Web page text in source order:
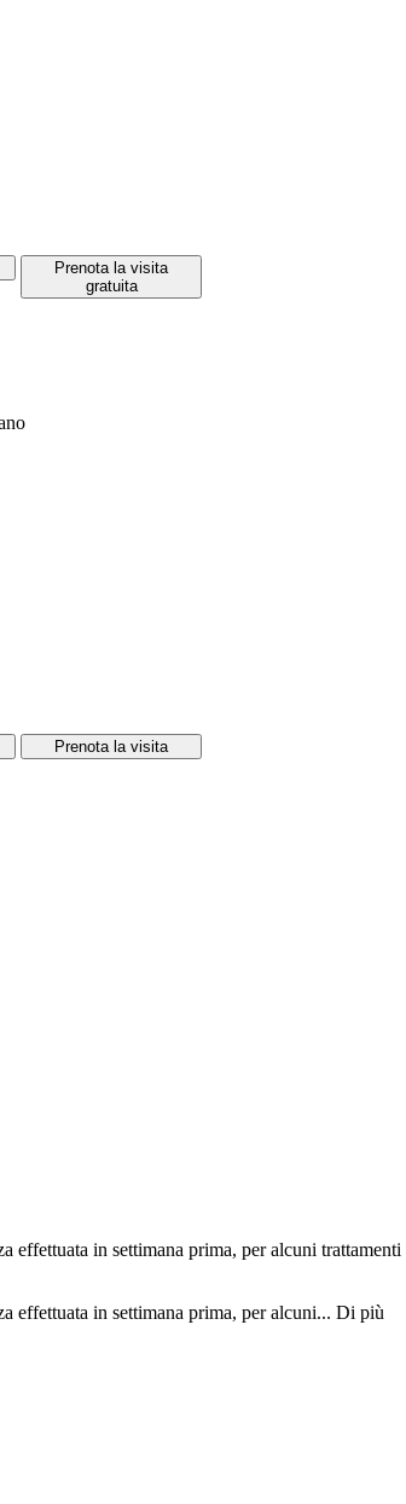
Prenota la visita
gratuita
Prenota la visita
in settimana prima, per alcuni
effettuata in settimana prima, per alcuni... Di più